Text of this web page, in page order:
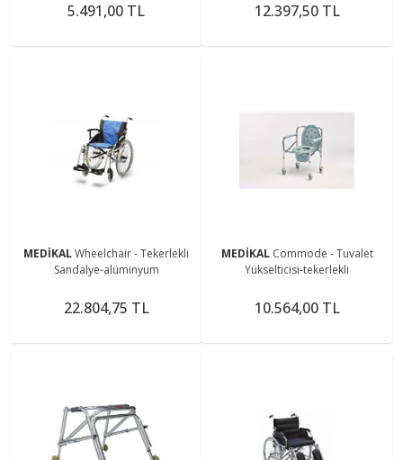
5.491,00 TL 12.397,50 TL
MEDİKALWheelchair - Tekerlekli
Sandalye-alüminyum
22.804,75 TL
MEDİKAL Commode - Tuvalet
Yükselticisi-tekerlekli
10.564,00 TL